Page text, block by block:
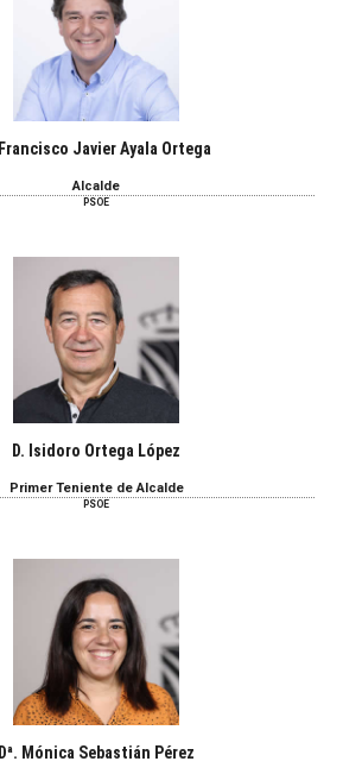
Francisco Javier Ayala Ortega
Alcalde
PSOE
D. Isidoro Ortega López
Primer Teniente de Alcalde
PSOE
Dª. Mónica Sebastián Pérez